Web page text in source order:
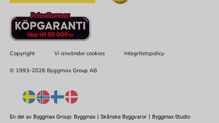
Copyright Vi använder cookies Integritetspolicy
© 1993-2026 Byggmax Group AB
En del av Byggmax Group: Byggmax Skånska Byggvaror Byggmax Studio